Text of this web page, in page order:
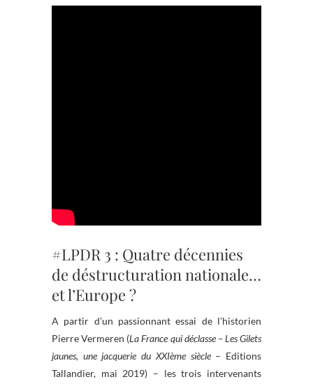
#LPDR 3 : Quatre décennies
de déstructuration nationale…
et l’Europe ?
A partir d’un passionnant essai de l’historien
Pierre Vermeren (La France qui déclasse – Les Gilets
jaunes, une jacquerie du XXIème siècle– Editions
Tallandier, mai 2019) – les trois intervenants